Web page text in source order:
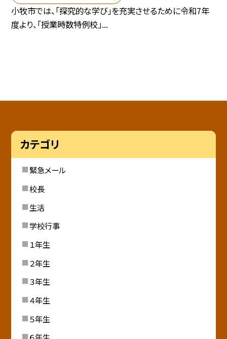
小牧市では、「探究的な学び」を充実させるために令和7年
度より、「授業時数特例校」...
カテゴリ
緊急メール
校長
生活
学校行事
１年生
２年生
３年生
４年生
５年生